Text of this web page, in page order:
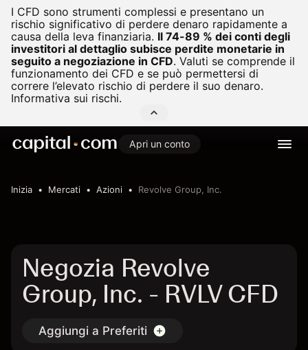
I CFD sono strumenti complessi e presentano un
rischio significativo di perdere denaro rapidamente a
causa della leva finanziaria. Il 74-89 % dei conti degli
investitori al dettaglio subisce perdite monetarie in
seguito a negoziazione in CFD. Valuti se comprende il
funzionamento dei CFD e se può permettersi di
correre l’elevato rischio di perdere il suo denaro.
Informativa sui rischi.
Apri un conto
Inizia Mercati Azioni Revolve Group, Inc.
Negozia Revolve
Group, Inc. - RVLV CFD
Aggiungi a Preferiti